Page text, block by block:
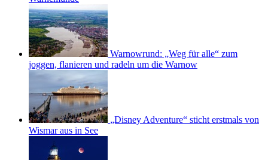
Warnowrund: „Weg für alle“ zum
joggen, flanieren und radeln um die Warnow
„Disney Adventure“ sticht erstmals von
Wismar aus in See